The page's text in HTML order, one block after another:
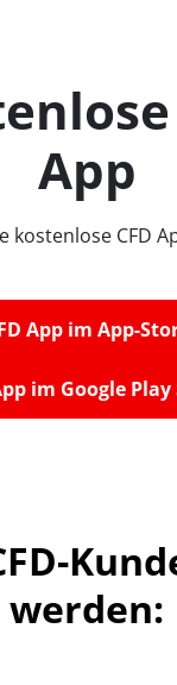
App
kostenlose CFD
App im App-
im Google
werden: